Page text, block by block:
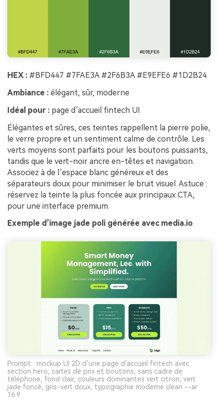
HEX : #BFD447 #7FAE3A #2F6B3A #E9EFE6 #1D2B24
Ambiance : élégant, sûr, moderne
Idéal pour : page d’accueil fintech UI
Élégantes et sûres, ces teintes rappellent la pierre polie,
le verre propre et un sentiment calme de contrôle. Les
verts moyens sont parfaits pour les boutons puissants,
tandis que le vert-noir ancre en-têtes et navigation.
Associez à de l’espace blanc généreux et des
séparateurs doux pour minimiser le bruit visuel. Astuce :
réservez la teinte la plus foncée aux principaux CTA,
pour une interface premium.
Exemple d’image jade poli générée avec media.io
Prompt : mockup UI 2D d’une page d’accueil fintech avec
section hero, cartes de prix et boutons, sans cadre de
téléphone, fond clair, couleurs dominantes vert citron, vert
jade foncé, gris-vert doux, typographie moderne clean --ar
16:9